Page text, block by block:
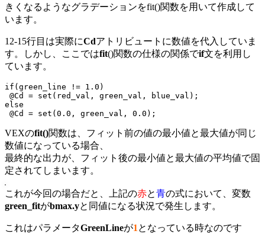
きくなるようなグラデーションをfit()関数を用いて作成して
います。
12-15行目は実際にCdアトリビュートに数値を代入していま
す。しかし、ここではfit()関数の仕様の関係でif文を利用し
ています。
if(green_line != 1.0)
@Cd = set(red_val, green_val, blue_val);
else
@Cd = set(0.0, green_val, 0.0);
VEXのfit()関数は、フィット前の値の最小値と最大値が同じ
数値になっている場合、
最終的な出力が、フィット後の最小値と最大値の平均値で固
定されてしまいます。
これが今回の場合だと、上記の赤と青の式において、変数
green_fitがbmax.yと同値になる状況で発生します。
これはパラメータGreenLineが1 となっている時なのです